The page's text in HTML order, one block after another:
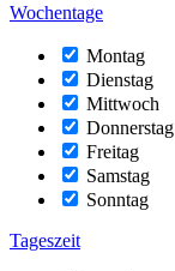
Wochentage
Montag
Dienstag
Mittwoch
Donnerstag
Freitag
Samstag
Sonntag
Tageszeit